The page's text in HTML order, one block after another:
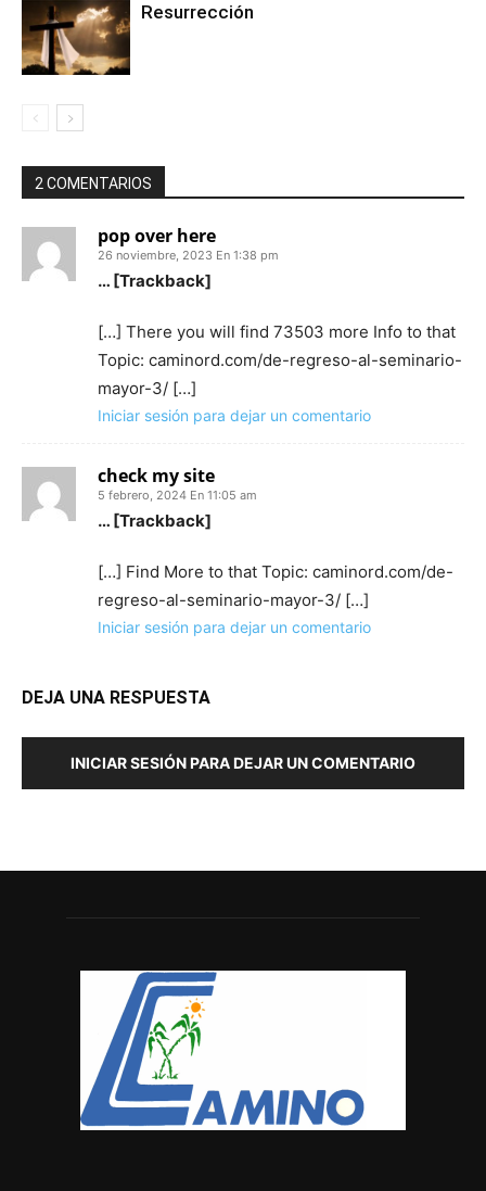
Resurrección
2 COMENTARIOS
pop over here
26 noviembre, 2023 En 1:38 pm
… [Trackback]
[…] There you will find 73503 more Info to that
Topic: caminord.com/de-regreso-al-seminario-
mayor-3/ […]
Iniciar sesión para dejar un comentario
check my site
5 febrero, 2024 En 11:05 am
… [Trackback]
[…] Find More to that Topic: caminord.com/de-
regreso-al-seminario-mayor-3/ […]
Iniciar sesión para dejar un comentario
DEJA UNA RESPUESTA
INICIAR SESIÓN PARA DEJAR UN COMENTARIO